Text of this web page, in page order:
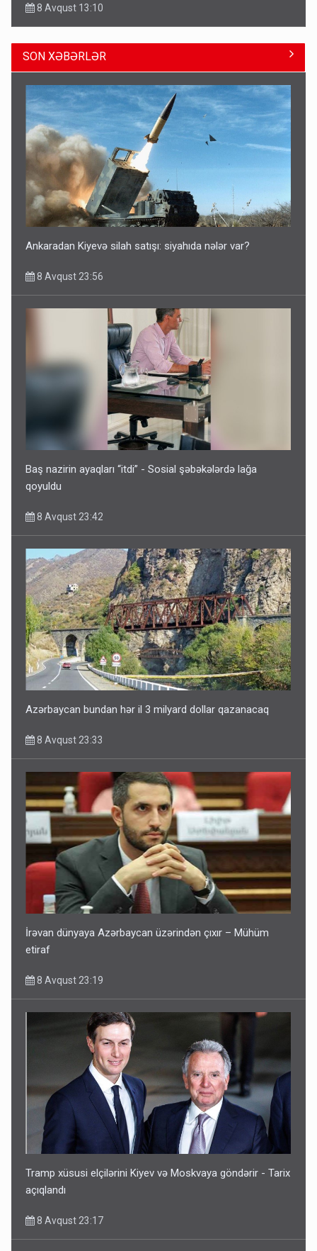
8 Avqust 13:10
Azərbaycan bundan hər il 3 milyard dollar qazanacaq
8 Avqust 23:33
İrəvan dünyaya Azərbaycan üzərindən çıxır – Mühüm
8 Avqust 23:19
Paşinyan Əliyevə zəng etməsindən danışdı
8 Avqust 16:18
SON XƏBƏRLƏR
Ankaradan Kiyevə silah satışı: siyahıda nələr var?
8 Avqust 23:56
Baş nazirin ayaqları “itdi” - Sosial şəbəkələrdə lağa
qoyuldu
8 Avqust 23:42
Azərbaycan bundan hər il 3 milyard dollar qazanacaq
8 Avqust 23:33
İrəvan dünyaya Azərbaycan üzərindən çıxır – Mühüm
etiraf
8 Avqust 23:19
Tramp xüsusi elçilərini Kiyev və Moskvaya göndərir - Tarix
açıqlandı
8 Avqust 23:17